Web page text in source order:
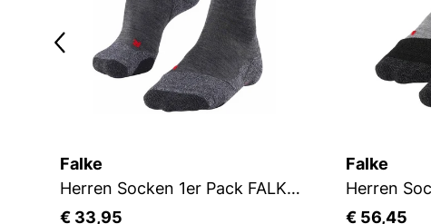
Falke
Herren Socken 1er Pack FALKE TK2 SO
€ 33,95
Falke
€ 56,45